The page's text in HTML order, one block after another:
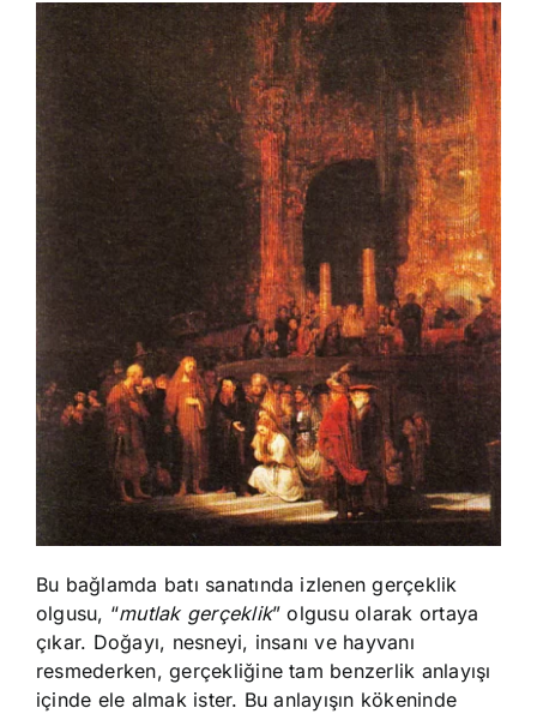
Bu bağlamda batı sanatında izlenen gerçeklik
olgusu, “mutlak gerçeklik” olgusu olarak ortaya
çıkar. Doğayı, nesneyi, insanı ve hayvanı
resmederken, gerçekliğine tam benzerlik anlayışı
içinde ele almak ister. Bu anlayışın kökeninde